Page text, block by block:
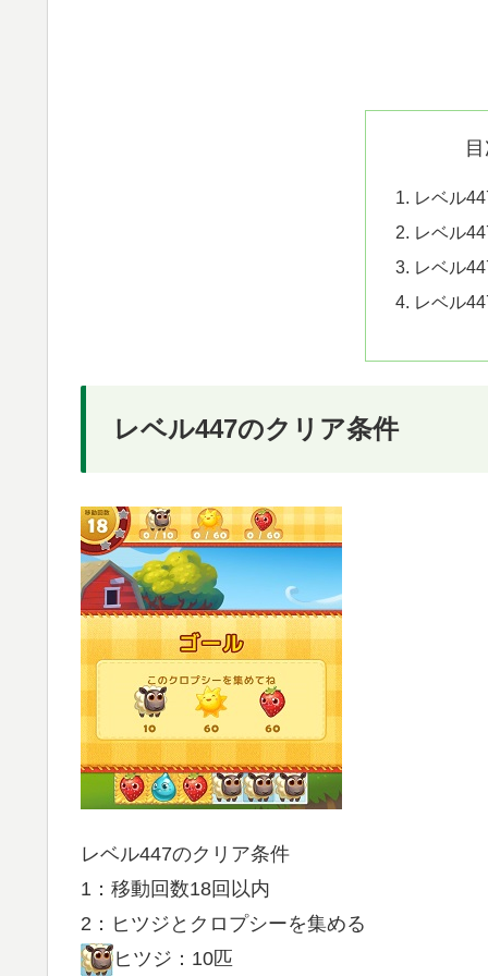
レベル
レベル
レベル
レベル
レベル447のクリア条件
レベル447のクリア条件
1：移動回数18回以内
2：ヒツジとクロプシーを集める
ヒツジ：10匹